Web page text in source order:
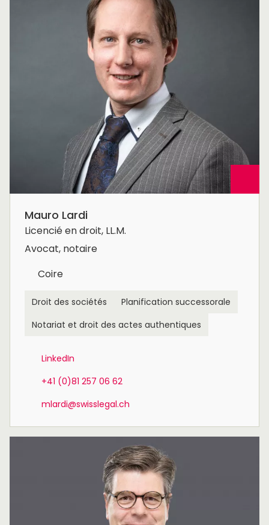
Mauro Lardi
Licencié en droit, LL.M.
Avocat, notaire
Coire
Droit des sociétés
Planification successorale
Notariat et droit des actes authentiques
LinkedIn
+41 (0)81 257 06 62
mlardi@swisslegal.ch